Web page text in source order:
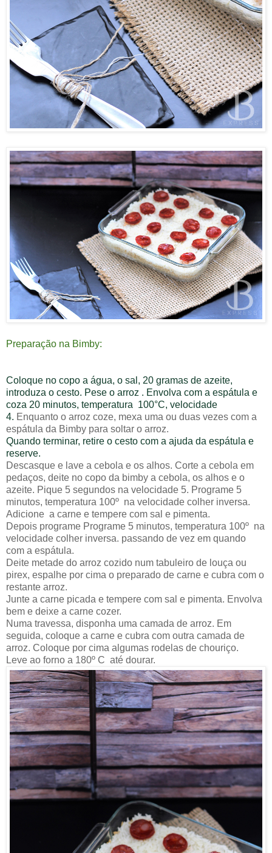
Preparação na Bimby:
Coloque no copo a água, o sal, 20 gramas de azeite,
introduza o cesto. Pese o arroz . Envolva com a espátula e
coza 20 minutos, temperatura 100°C, velocidade
4. Enquanto o arroz coze, mexa uma ou duas vezes com a
espátula da Bimby para soltar o arroz.
Quando terminar, retire o cesto com a ajuda da espátula e
reserve.
Descasque e lave a cebola e os alhos. Corte a cebola em
pedaços, deite no copo da bimby a cebola, os alhos e o
azeite. Pique 5 segundos na velocidade 5. Programe 5
minutos, temperatura 100º na velocidade colher inversa.
Adicione a carne e tempere com sal e pimenta.
Depois programe Programe 5 minutos, temperatura 100º na
velocidade colher inversa. passando de vez em quando
com a espátula.
Deite metade do arroz cozido num tabuleiro de louça ou
pirex, espalhe por cima o preparado de carne e cubra com o
restante arroz.
Junte a carne picada e tempere com sal e pimenta. Envolva
bem e deixe a carne cozer.
Numa travessa, disponha uma camada de arroz. Em
seguida, coloque a carne e cubra com outra camada de
arroz. Coloque por cima algumas rodelas de chouriço.
Leve ao forno a 180º C até dourar.